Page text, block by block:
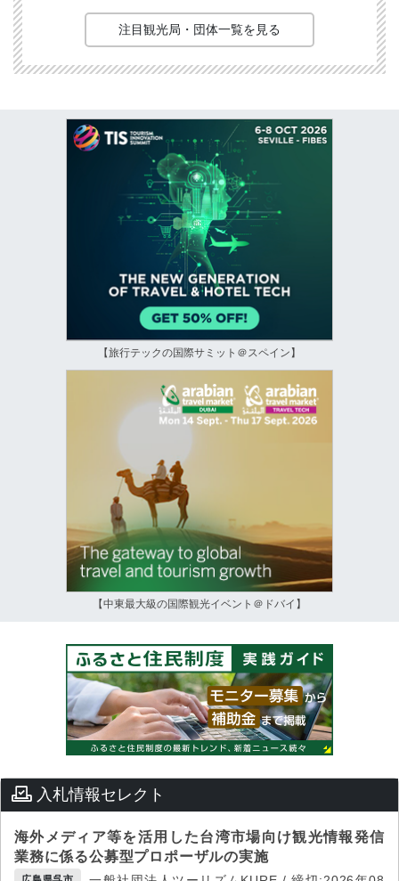
注目観光局・団体一覧を見る
【旅行テックの国際サミット＠スペイン】
【中東最大級の国際観光イベント＠ドバイ】
入札情報セレクト
海外メディア等を活用した台湾市場向け観光情報発信
業務に係る公募型プロポーザルの実施